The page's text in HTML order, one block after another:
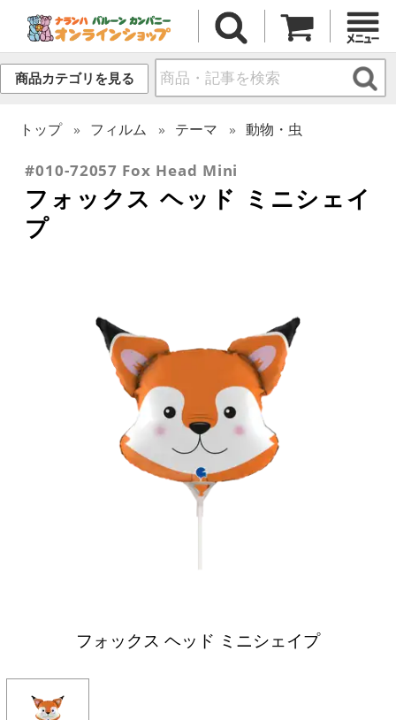
商品カテゴリを見る
トップ フィルム テーマ 動物・虫
#010-72057 Fox Head Mini
フォックス ヘッド ミニシェイ
プ
フォックス ヘッド ミニシェイプ